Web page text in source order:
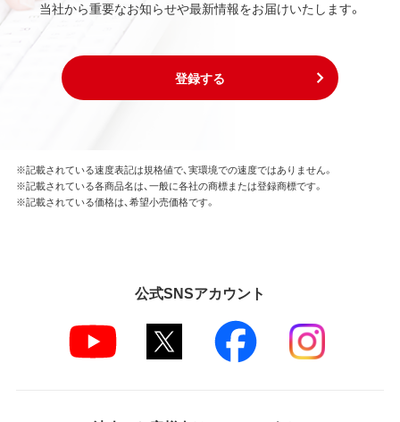
当社から重要なお知らせや最新情報をお届けいたします。
登録する
※記載されている速度表記は規格値で、実環境での速度ではありません。
※記載されている各商品名は、一般に各社の商標または登録商標です。
※記載されている価格は、希望小売価格です。
公式SNSアカウント